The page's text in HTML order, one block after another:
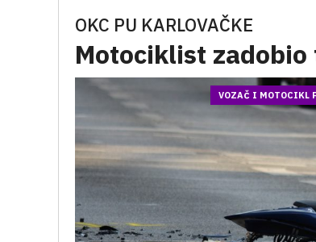
OKC PU KARLOVAČKE
Motociklist
VOZAČ I MOTOCIKL